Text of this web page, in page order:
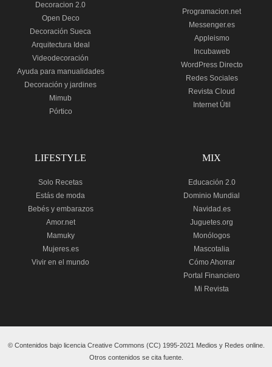
Decoracion 2.0
Open Deco
Decoración Sueca
Arquitectura Ideal
Videodecoración
Ayuda para manualidades
Decoración y jardines
Mimub
Pórtico
Programacion.net
Messenger.es
Appleismo
Incubaweb
WordPress Directo
Redes Sociales
Revista Cloud
Internet Útil
LIFESTYLE
Solo Recetas
Estás de moda
Bebés y embarazos
Amor.net
Mamuky
Mujeres.es
Vivir en el mundo
MIX
Educación 2.0
Dominio Mundial
Navidad.es
Juguetes.org
Monólogos
Mascotalia
Cómo Ahorrar
Portal Financiero
Mi Revista
© Contenidos bajo licencia Creative Commons (CC) 1995-2021 Medios y Redes online.
Otros contenidos se cita fuente.